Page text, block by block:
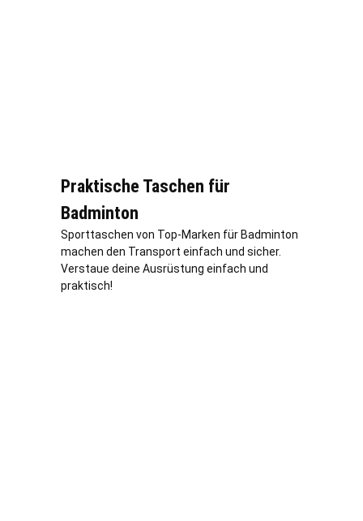
Praktische Taschen für
Badminton
Sporttaschen von Top-Marken für Badminton
machen den Transport einfach und sicher.
Verstaue deine Ausrüstung einfach und
praktisch!